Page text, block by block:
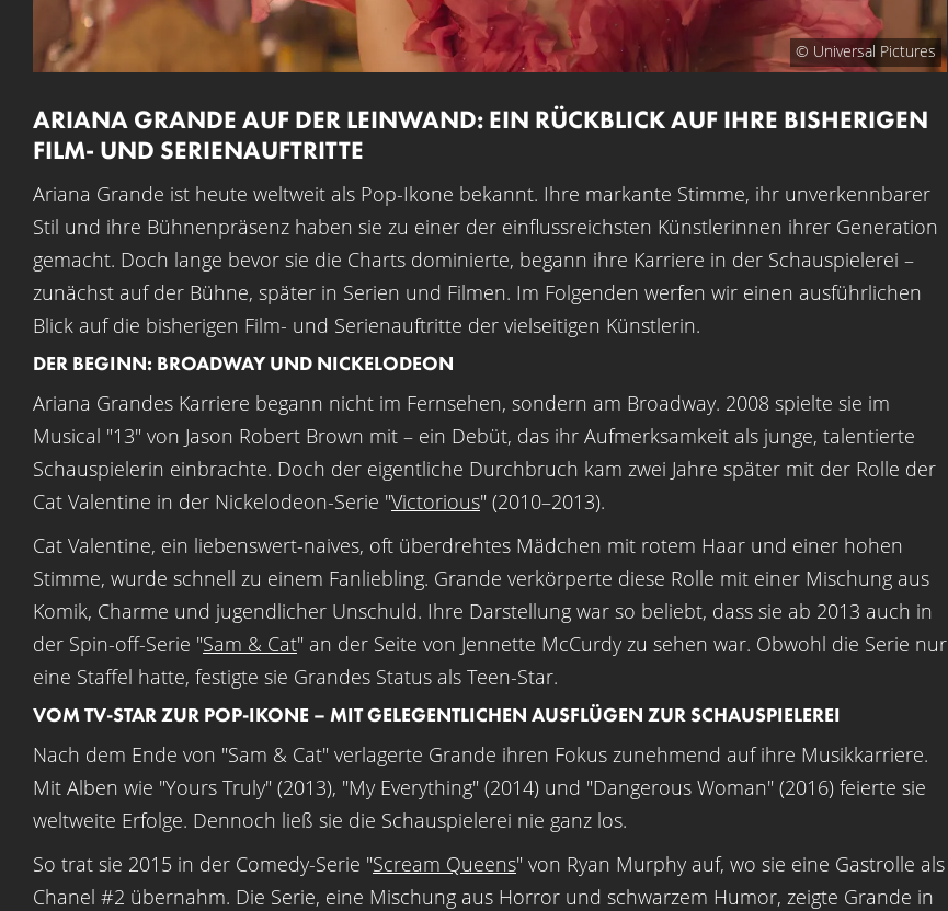
© Universal Pictures
ARIANA GRANDE AUF DER LEINWAND: EIN RÜCKBLICK AUF IHRE BISHERIGEN
FILM- UND SERIENAUFTRITTE
Ariana Grande ist heute weltweit als Pop-Ikone bekannt. Ihre markante Stimme, ihr unverkennbarer
Stil und ihre Bühnenpräsenz haben sie zu einer der einflussreichsten Künstlerinnen ihrer Generation
gemacht. Doch lange bevor sie die Charts dominierte, begann ihre Karriere in der Schauspielerei –
zunächst auf der Bühne, später in Serien und Filmen. Im Folgenden werfen wir einen ausführlichen
Blick auf die bisherigen Film- und Serienauftritte der vielseitigen Künstlerin.
DER BEGINN: BROADWAY UND NICKELODEON
Ariana Grandes Karriere begann nicht im Fernsehen, sondern am Broadway. 2008 spielte sie im
Musical "13" von Jason Robert Brown mit – ein Debüt, das ihr Aufmerksamkeit als junge, talentierte
Schauspielerin einbrachte. Doch der eigentliche Durchbruch kam zwei Jahre später mit der Rolle der
Cat Valentine in der Nickelodeon-Serie "Victorious" (2010–2013).
Cat Valentine, ein liebenswert-naives, oft überdrehtes Mädchen mit rotem Haar und einer hohen
Stimme, wurde schnell zu einem Fanliebling. Grande verkörperte diese Rolle mit einer Mischung aus
Komik, Charme und jugendlicher Unschuld. Ihre Darstellung war so beliebt, dass sie ab 2013 auch in
der Spin-off-Serie "Sam & Cat" an der Seite von Jennette McCurdy zu sehen war. Obwohl die Serie nur
eine Staffel hatte, festigte sie Grandes Status als Teen-Star.
VOM TV-STAR ZUR POP-IKONE – MIT GELEGENTLICHEN AUSFLÜGEN ZUR SCHAUSPIELEREI
Nach dem Ende von "Sam & Cat" verlagerte Grande ihren Fokus zunehmend auf ihre Musikkarriere.
Mit Alben wie "Yours Truly" (2013), "My Everything" (2014) und "Dangerous Woman" (2016) feierte sie
weltweite Erfolge. Dennoch ließ sie die Schauspielerei nie ganz los.
So trat sie 2015 in der Comedy-Serie "Scream Queens" von Ryan Murphy auf, wo sie eine Gastrolle als
Chanel #2 übernahm. Die Serie, eine Mischung aus Horror und schwarzem Humor, zeigte Grande in